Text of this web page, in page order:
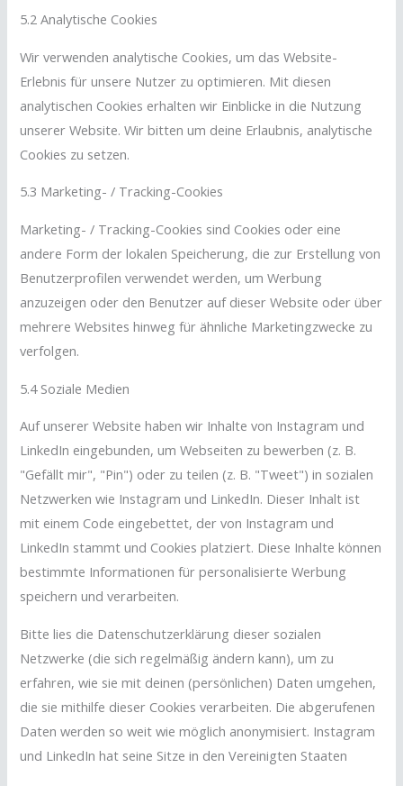
5.2 Analytische Cookies
Wir verwenden analytische Cookies, um das Website-
Erlebnis für unsere Nutzer zu optimieren. Mit diesen
analytischen Cookies erhalten wir Einblicke in die Nutzung
unserer Website. Wir bitten um deine Erlaubnis, analytische
Cookies zu setzen.
5.3 Marketing- / Tracking-Cookies
Marketing- / Tracking-Cookies sind Cookies oder eine
andere Form der lokalen Speicherung, die zur Erstellung von
Benutzerprofilen verwendet werden, um Werbung
anzuzeigen oder den Benutzer auf dieser Website oder über
mehrere Websites hinweg für ähnliche Marketingzwecke zu
verfolgen.
5.4 Soziale Medien
Auf unserer Website haben wir Inhalte von Instagram und
LinkedIn eingebunden, um Webseiten zu bewerben (z. B.
"Gefällt mir", "Pin") oder zu teilen (z. B. "Tweet") in sozialen
Netzwerken wie Instagram und LinkedIn. Dieser Inhalt ist
mit einem Code eingebettet, der von Instagram und
LinkedIn stammt und Cookies platziert. Diese Inhalte können
bestimmte Informationen für personalisierte Werbung
speichern und verarbeiten.
Bitte lies die Datenschutzerklärung dieser sozialen
Netzwerke (die sich regelmäßig ändern kann), um zu
erfahren, wie sie mit deinen (persönlichen) Daten umgehen,
die sie mithilfe dieser Cookies verarbeiten. Die abgerufenen
Daten werden so weit wie möglich anonymisiert. Instagram
und LinkedIn hat seine Sitze in den Vereinigten Staaten